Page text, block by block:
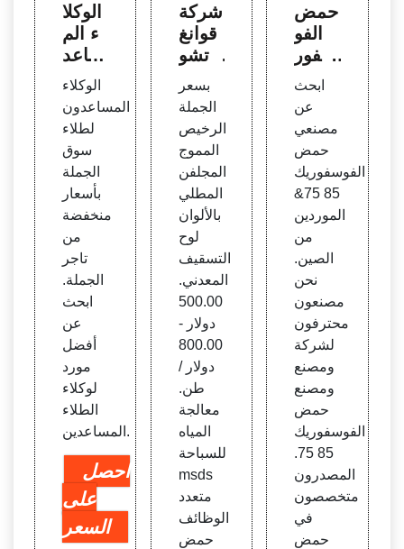
الوكلا
ء الم
ساعد
ون ل
طلاء
سوق
الجمل
ة - ا
شترِ ا
لأفض
الوكلاء
المساعدون
لطلاء
سوق
الجملة
بأسعار
منخفضة
من
تاجر
الجملة.
ابحث
عن
أفضل
مورد
لوكلاء
الطلاء
المساعدين.
احصل
على
السعر
شركة
قوانغ
تشو
glian
لمواد
البناء ا
لمحد
ودة
بسعر
الجملة
الرخيص
المموج
المجلفن
المطلي
بالألوان
لوح
التسقيف
المعدني.
500.00
دولار -
800.00
دولار /
طن.
معالجة
المياه
للسباحة
msds
متعدد
الوظائف
حمض
حمض
الفو
سفور
75 ال
صين ا
لمصن
عين
& الم
وردين
ابحث
عن
مصنعي
حمض
الفوسفوريك
85 75&
الموردين
من
الصين.
نحن
مصنعون
محترفون
لشركة
ومصنع
ومصنع
حمض
الفوسفوريك
85 75.
المصدرون
متخصصون
في
حمض